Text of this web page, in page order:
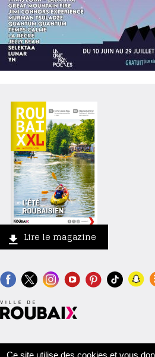
Lire le magazine
Contact Crédits Mentions légales
Ce site utilise des cookies et vous